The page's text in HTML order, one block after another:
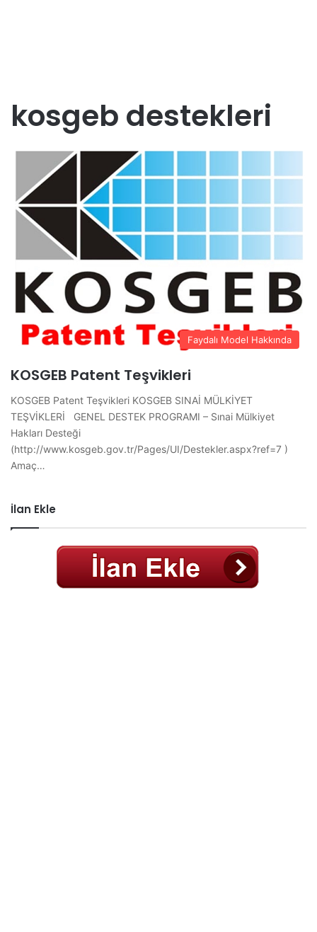
kosgeb destekleri
Faydalı Model Hakkında
KOSGEB Patent Teşvikleri
KOSGEB Patent Teşvikleri KOSGEB SINAİ MÜLKİYET
TEŞVİKLERİ GENEL DESTEK PROGRAMI – Sınai Mülkiyet
Hakları Desteği
(http://www.kosgeb.gov.tr/Pages/UI/Destekler.aspx?ref=7 )
Amaç…
İlan Ekle